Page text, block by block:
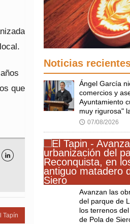
que

Tapín
Noticias
Ángel García
comercios y
Ayuntamiento
muy rigurosa"
🕔 07/08/2026
Avanzan las
del parque de
los terrenos
de Pola de